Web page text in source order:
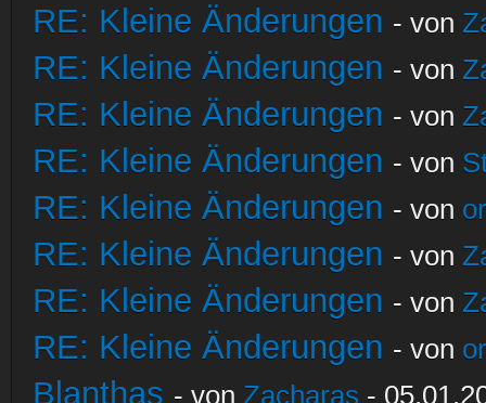
RE: Kleine Änderungen - von
RE: Kleine Änderungen - von
RE: Kleine Änderungen - von
RE: Kleine Änderungen - von
RE: Kleine Änderungen - von
RE: Kleine Änderungen - von
RE: Kleine Änderungen - von
RE: Kleine Änderungen - von
Blanthas - von Zacharas -